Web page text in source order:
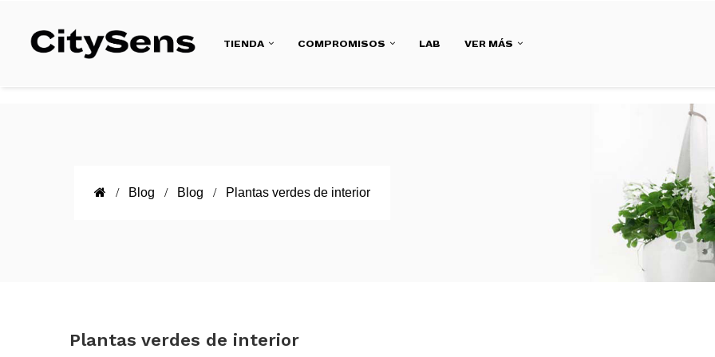
TIENDA COMPROMISOS LAB VER MÁS
Blog Blog Plantas verdes de interior
Plantas verdes de interior